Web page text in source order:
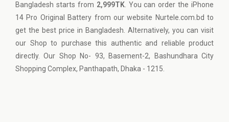
Bangladesh starts from 2,999TK. You can order the iPhone
14 Pro Original Battery from our website Nurtele.com.bd to
get the best price in Bangladesh. Alternatively, you can visit
our Shop to purchase this authentic and reliable product
directly. Our Shop No- 93, Basement-2, Bashundhara City
Shopping Complex, Panthapath, Dhaka - 1215.